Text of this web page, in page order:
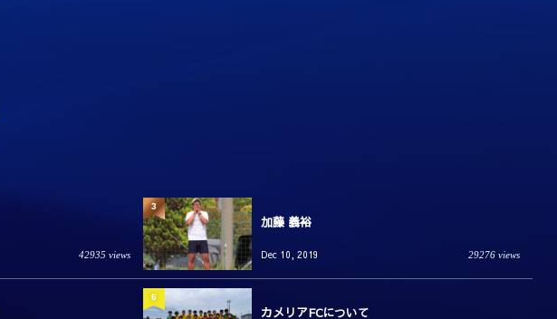
42935 views
加藤 義裕
Dec 10, 2019 29276 views
3
カメリアFCについて
6